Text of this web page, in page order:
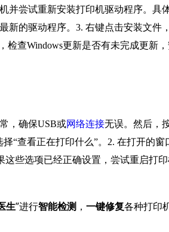
并尝试重新安装打印机驱动程序。具
新的驱动程序。3. 右键点击安装文件
检查Windows更新是否有未完成更新
，确保USB或网络连接无误。然后，
“查看正在打印什么”。2. 在打开的窗
这些选项已经正确设置，尝试重启打
生”进行智能检测 ， 一键修复各种打印